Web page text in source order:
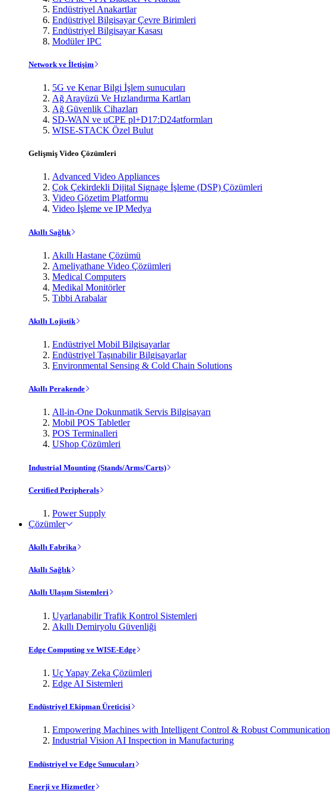
Endüstriyel Anakartlar
Endüstriyel Bilgisayar Çevre Birimleri
Endüstriyel Bilgisayar Kasası
Modüler IPC
Network ve İletişim
5G ve Kenar Bilgi İşlem sunucuları
Ağ Arayüzü Ve Hızlandırma Kartları
Ağ Güvenlik Cihazları
SD-WAN ve uCPE pl+D17:D24atformları
WISE-STACK Özel Bulut
Gelişmiş Video Çözümleri
Advanced Video Appliances
Çok Çekirdekli Dijital Signage İşleme (DSP) Çözümleri
Video Gözetim Platformu
Video İşleme ve IP Medya
Akıllı Sağlık
Akıllı Hastane Çözümü
Ameliyathane Video Çözümleri
Medical Computers
Medikal Monitörler
Tıbbi Arabalar
Akıllı Lojistik
Endüstriyel Mobil Bilgisayarlar
Endüstriyel Taşınabilir Bilgisayarlar
Environmental Sensing & Cold Chain Solutions
Akıllı Perakende
All-in-One Dokunmatik Servis Bilgisayarı
Mobil POS Tabletler
POS Terminalleri
UShop Çözümleri
Industrial Mounting (Stands/Arms/Carts)
Certified Peripherals
Power Supply
Çözümler
Akıllı Fabrika
Akıllı Sağlık
Akıllı Ulaşım Sistemleri
Uyarlanabilir Trafik Kontrol Sistemleri
Akıllı Demiryolu Güvenliği
Edge Computing ve WISE-Edge
Uç Yapay Zeka Çözümleri
Edge AI Sistemleri
Endüstriyel Ekipman Üreticisi
Empowering Machines with Intelligent Control & Robust Communication
Industrial Vision AI Inspection in Manufacturing
Endüstriyel ve Edge Sunucuları
Enerji ve Hizmetler